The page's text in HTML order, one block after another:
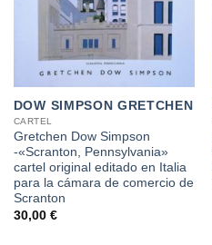
DOW SIMPSON GRETCHEN
CARTEL
Gretchen Dow Simpson
-«Scranton, Pennsylvania»
cartel original editado en Italia
para la cámara de comercio de
Scranton
30,00 €